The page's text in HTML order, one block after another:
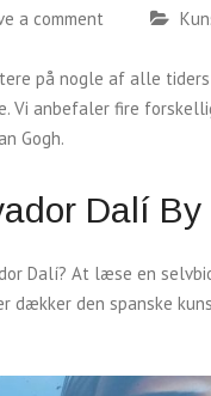
a comment
på nogle af alle
Vi anbefaler fire
Gogh.
Dalí
Dalí? At læse en
dækker den spanske